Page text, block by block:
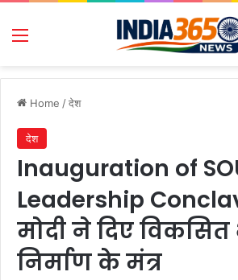
Menu
Home /देश
देश
Inauguration of
Leadership
मोदी ने दिए
निर्माण के मंत्र